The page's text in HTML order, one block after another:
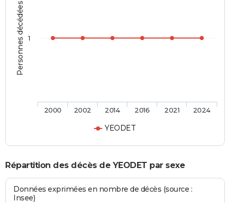
Personnes décédées
YEODET
2000 2002 2014 2016 2021 2024
1
Répartition des décès de YEODET par sexe
Données exprimées en nombre de décès (source :
Insee)